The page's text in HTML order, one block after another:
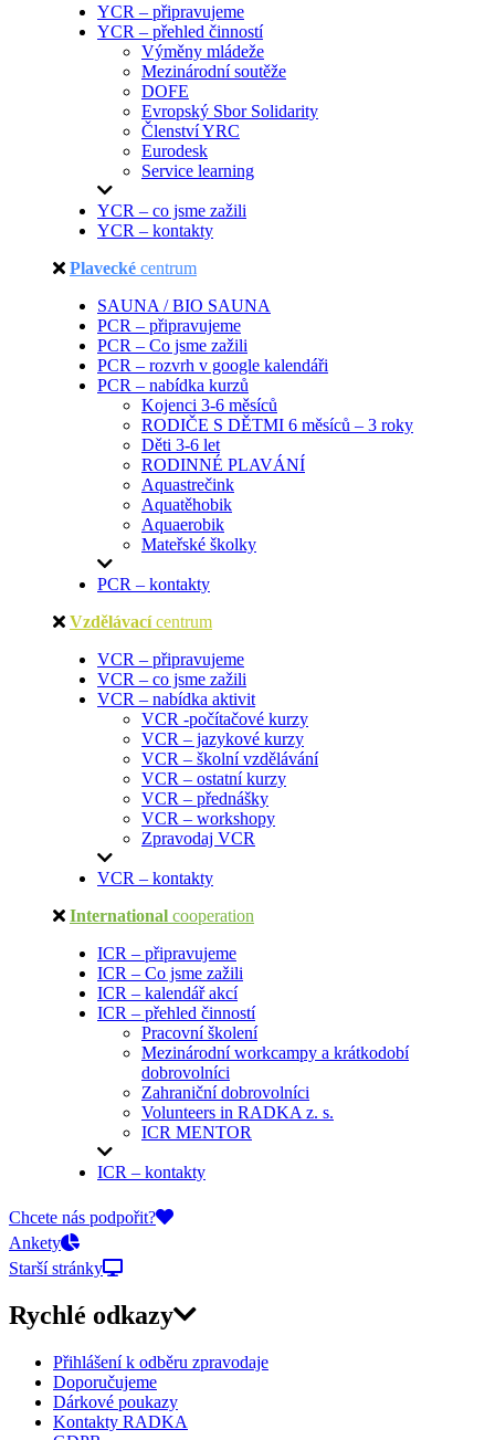
YCR – připravujeme
YCR – přehled činností
Výměny mládeže
Mezinárodní soutěže
DOFE
Evropský Sbor Solidarity
Členství YRC
Eurodesk
Service learning
YCR – co jsme zažili
YCR – kontakty
Plavecké centrum
SAUNA / BIO SAUNA
PCR – připravujeme
PCR – Co jsme zažili
PCR – rozvrh v google kalendáři
PCR – nabídka kurzů
Kojenci 3-6 měsíců
RODIČE S DĚTMI 6 měsíců – 3 roky
Děti 3-6 let
RODINNÉ PLAVÁNÍ
Aquastrečink
Aquatěhobik
Aquaerobik
Mateřské školky
PCR – kontakty
Vzdělávací centrum
VCR – připravujeme
VCR – co jsme zažili
VCR – nabídka aktivit
VCR -počítačové kurzy
VCR – jazykové kurzy
VCR – školní vzdělávání
VCR – ostatní kurzy
VCR – přednášky
VCR – workshopy
Zpravodaj VCR
VCR – kontakty
International cooperation
ICR – připravujeme
ICR – Co jsme zažili
ICR – kalendář akcí
ICR – přehled činností
Pracovní školení
Mezinárodní workcampy a krátkodobí
dobrovolníci
Zahraniční dobrovolníci
Volunteers in RADKA z. s.
ICR MENTOR
ICR – kontakty
On-line přihlášky
Chcete nás podpořit?
Ankety
Starší stránky
Rychlé odkazy
Přihlášení k odběru zpravodaje
Doporučujeme
Dárkové poukazy
Kontakty RADKA